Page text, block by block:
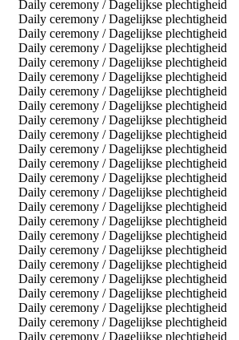
Daily ceremony / Dagelijkse plechtigheid
Daily ceremony / Dagelijkse plechtigheid
Daily ceremony / Dagelijkse plechtigheid
Daily ceremony / Dagelijkse plechtigheid
Daily ceremony / Dagelijkse plechtigheid
Daily ceremony / Dagelijkse plechtigheid
Daily ceremony / Dagelijkse plechtigheid
Daily ceremony / Dagelijkse plechtigheid
Daily ceremony / Dagelijkse plechtigheid
Daily ceremony / Dagelijkse plechtigheid
Daily ceremony / Dagelijkse plechtigheid
Daily ceremony / Dagelijkse plechtigheid
Daily ceremony / Dagelijkse plechtigheid
Daily ceremony / Dagelijkse plechtigheid
Daily ceremony / Dagelijkse plechtigheid
Daily ceremony / Dagelijkse plechtigheid
Daily ceremony / Dagelijkse plechtigheid
Daily ceremony / Dagelijkse plechtigheid
Daily ceremony / Dagelijkse plechtigheid
Daily ceremony / Dagelijkse plechtigheid
Daily ceremony / Dagelijkse plechtigheid
Daily ceremony / Dagelijkse plechtigheid
Daily ceremony / Dagelijkse plechtigheid
Daily ceremony / Dagelijkse plechtigheid